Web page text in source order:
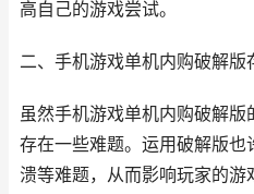
高自己的游戏尝试。
二、手机游戏单机内购破解版
虽然手机游戏单机内购破解
存在一些难题。运用破解版
溃等难题，从而影响玩家的